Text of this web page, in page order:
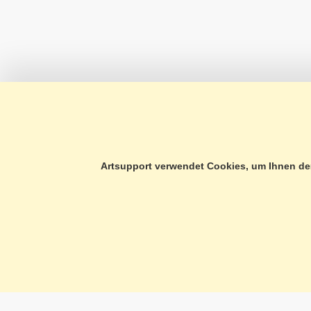
A PROPOS DE NOUS
Artsupport verwendet Cookies, um Ihnen